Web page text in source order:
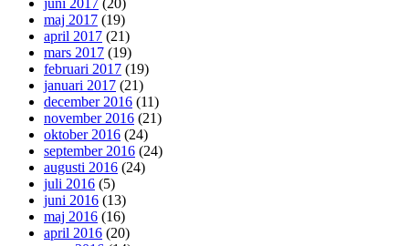
juni 2017 (20)
maj 2017 (19)
april 2017 (21)
mars 2017 (19)
februari 2017 (19)
januari 2017 (21)
december 2016 (11)
november 2016 (21)
oktober 2016 (24)
september 2016 (24)
augusti 2016 (24)
juli 2016 (5)
juni 2016 (13)
maj 2016 (16)
april 2016 (20)